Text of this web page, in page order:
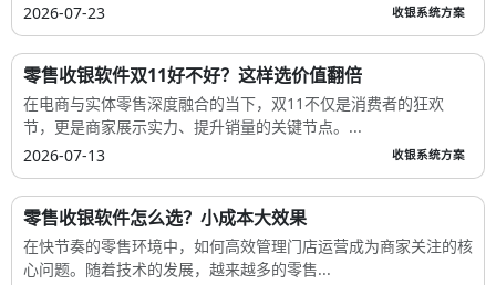
2026-07-23
收银系统方案
零售收银软件双11好不好？这样选价值翻倍
在电商与实体零售深度融合的当下，双11不仅是消费者的狂欢
节，更是商家展示实力、提升销量的关键节点。...
2026-07-13
收银系统方案
零售收银软件怎么选？小成本大效果
在快节奏的零售环境中，如何高效管理门店运营成为商家关注的核
心问题。随着技术的发展，越来越多的零售...